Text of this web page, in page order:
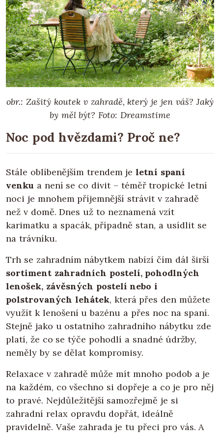
obr.: Zašitý koutek v zahradě, který je jen váš? Jaký
by měl být? Foto: Dreamstime
Noc pod hvězdami? Proč ne?
Stále oblíbenějším trendem jeletní spaní
venku a není se co divit – téměř tropické letní
noci je mnohem příjemnější strávit v zahradě
než v domě. Dnes už to neznamená vzít
karimatku a spacák, případně stan, a usídlit se
na trávníku.
Trh se zahradním nábytkem nabízí čím dál širší
sortiment zahradních postelí, pohodlných
lenošek, závěsných postelí nebo i
polstrovaných lehátek, která přes den můžete
využít k lenošení u bazénu a přes noc na spaní.
Stejně jako u ostatního zahradního nábytku zde
platí, že co se týče pohodlí a snadné údržby,
neměly by se dělat kompromisy.
Relaxace v zahradě může mít mnoho podob a je
na každém, co všechno si dopřeje a co je pro něj
to pravé. Nejdůležitější samozřejmě je si
zahradní relax opravdu dopřát, ideálně
pravidelně. Vaše zahrada je tu přeci pro vás. A